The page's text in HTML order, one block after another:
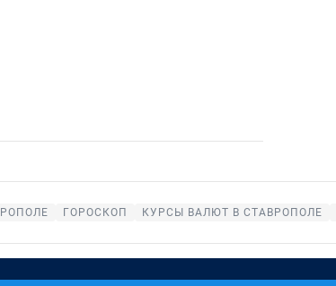
ГОРОСКОП КУРСЫ ВАЛЮТ В СТАВРОПОЛЕ